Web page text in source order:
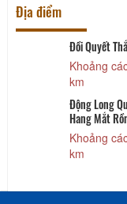
Địa điểm